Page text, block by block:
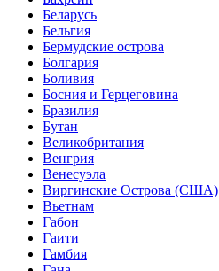
Беларусь
Бельгия
Бермудские острова
Болгария
Боливия
Босния и Герцеговина
Бразилия
Бутан
Великобритания
Венгрия
Венесуэла
Виргинские Острова (США)
Вьетнам
Габон
Гаити
Гамбия